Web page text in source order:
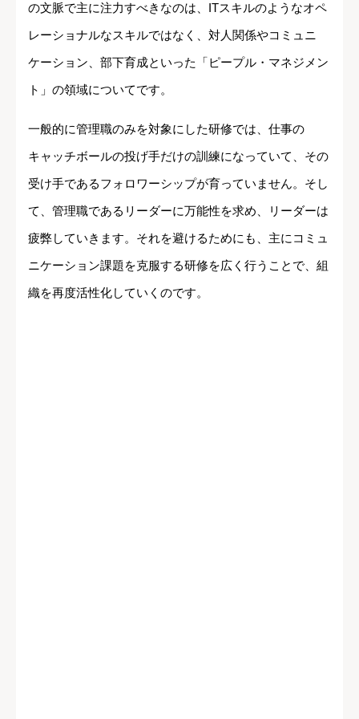
の文脈で主に注力すべきなのは、ITスキルのようなオペ
レーショナルなスキルではなく、対人関係やコミュニ
ケーション、部下育成といった「ピープル・マネジメン
ト」の領域についてです。
一般的に管理職のみを対象にした研修では、仕事の
キャッチボールの投げ手だけの訓練になっていて、その
受け手であるフォロワーシップが育っていません。そし
て、管理職であるリーダーに万能性を求め、リーダーは
疲弊していきます。それを避けるためにも、主にコミュ
ニケーション課題を克服する研修を広く行うことで、組
織を再度活性化していくのです。